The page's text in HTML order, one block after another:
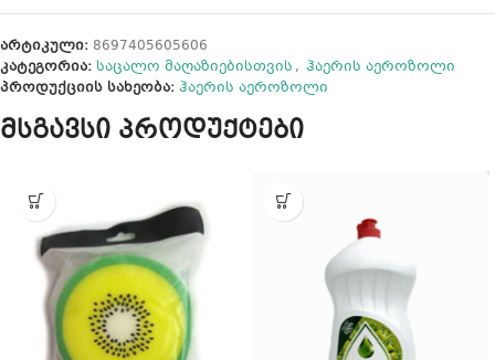
არტიკული: 8697405605606
კატეგორია: საცალო მაღაზიებისთვის , ჰაერის აეროზოლი
პროდუქციის სახეობა: ჰაერის აეროზოლი
მსგავსი პროდუქტები